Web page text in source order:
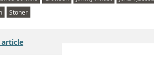
Stoner